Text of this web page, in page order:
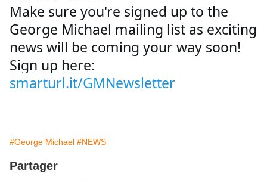
Make sure you're signed up to the
George Michael mailing list as exciting
news will be coming your way soon!
smarturl.it/GMNewsletter
#George Michael #NEWS
Partager